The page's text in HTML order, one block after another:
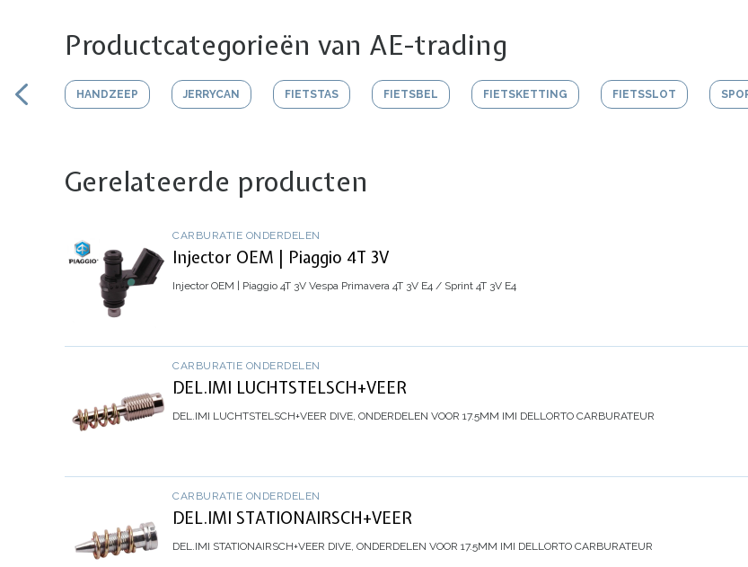
Productcategorieën van AE-trading
HANDZEEP JERRYCAN FIETSTAS FIETSBEL FIETSKETTING FIETSSLOT
Gerelateerde producten
CARBURATIE ONDERDELEN
Injector OEM | Piaggio 4T 3V
Injector OEM | Piaggio 4T 3V Vespa Primavera 4T 3V E4 / Sprint 4T 3V E4
CARBURATIE ONDERDELEN
DEL.IMI LUCHTSTELSCH+VEER
DEL.IMI LUCHTSTELSCH+VEER DIVE, ONDERDELEN VOOR 17.5MM IMI DELLORTO CARBURATEUR
CARBURATIE ONDERDELEN
DEL.IMI STATIONAIRSCH+VEER
DEL.IMI STATIONAIRSCH+VEER DIVE, ONDERDELEN VOOR 17.5MM IMI DELLORTO CARBURATEUR